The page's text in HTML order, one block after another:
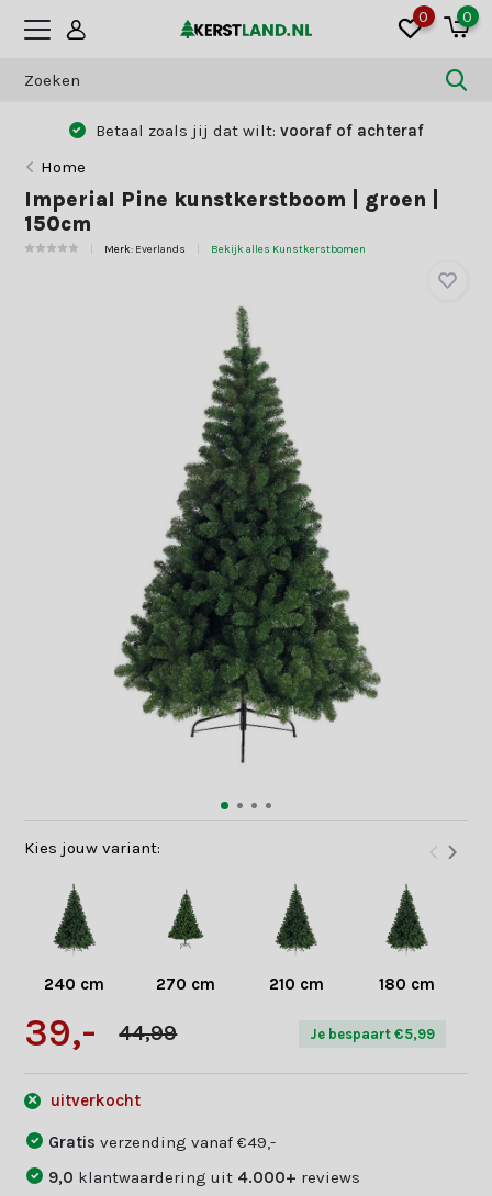
0 0
Betaal zoals jij dat wilt: vooraf of achteraf
Home
Imperial Pine kunstkerstboom | groen |
150cm
Merk: Everlands Bekijk alles Kunstkerstbomen
Kies jouw variant:
240 cm 270 cm 210 cm 180 cm
39,- 44,99 Je bespaart €5,99
uitverkocht
Gratisverzending vanaf €49,-
9,0 klantwaardering uit 4.000+ reviews